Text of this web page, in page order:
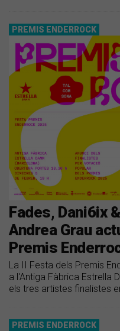
PREMIS ENDERROCK
Fades, Dani6ix
Andrea Grau
Premis
La II Festa dels Premis
a l'Antiga Fàbrica Estrella
els tres artistes finalistes
PREMIS ENDERROCK